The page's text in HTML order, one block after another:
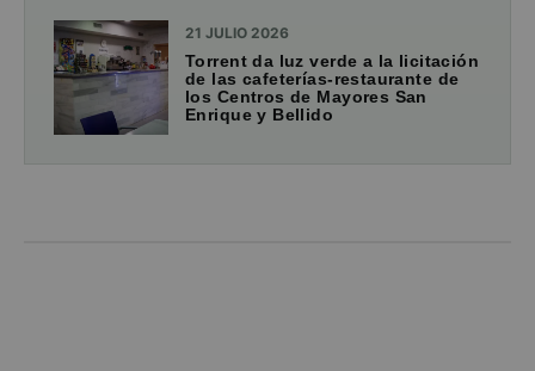
21 JULIO 2026
Torrent da luz verde a la licitación
de las cafeterías-restaurante de
los Centros de Mayores San
Enrique y Bellido